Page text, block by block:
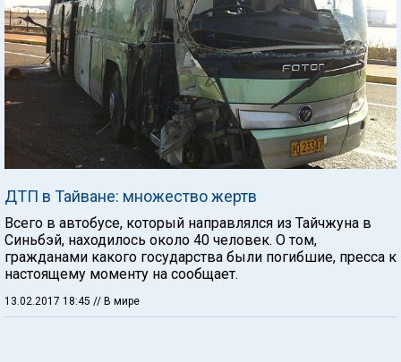
ДТП в Тайване: множество жертв
Всего в автобусе, который направлялся из Тайчжуна в
Синьбэй, находилось около 40 человек. О том,
гражданами какого государства были погибшие, пресса к
настоящему моменту на сообщает.
13.02.2017 18:45 // В мире